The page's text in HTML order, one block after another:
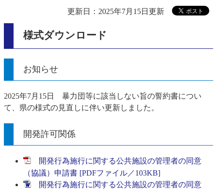
更新日：2025年7月15日更新
様式ダウンロード
お知らせ
2025年7月15日 暴力団等に該当しない旨の誓約書につい
て、県の様式の見直しに伴い更新しました。
開発許可関係
開発行為施行に関する公共施設の管理者の同意
（協議）申請書 [PDFファイル／103KB]
開発行為施行に関する公共施設の管理者の同意